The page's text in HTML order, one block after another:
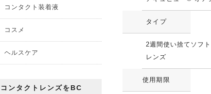
タイプ
2週間使い捨てソフ
レンズ
使用期限
コンタクト装着液
コスメ
ヘルスケア
コンタクトレンズをBC